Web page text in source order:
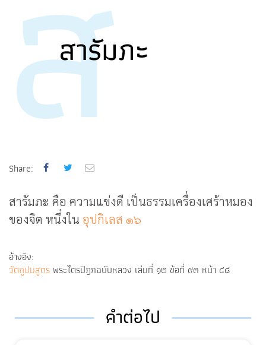
สารัมภะ
Share:
สารัมภะ คือ ความแข่งดี เป็นธรรมเครื่องเศร้าหมอง
ของจิต หนึ่งใน อุปกิเลส ๑๖
อ้างอิง:
วัตถูปมสูตร พระไตรปิฎกฉบับหลวง เล่มที่ ๑๒ ข้อที่ ๙๓ หน้า ๔๘
คำต่อไป